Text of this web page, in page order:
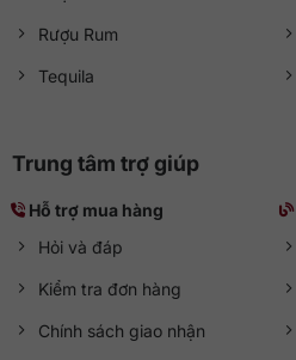
Rượu Rum
Tequila
Trung tâm trợ giúp
Hỗ trợ mua hàng
Hỏi và đáp
Kiểm tra đơn hàng
Chính sách giao nhận